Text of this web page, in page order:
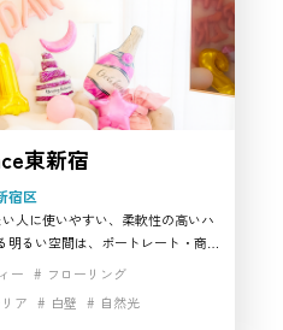
東新宿
宿区
人に使いやすい、柔軟性の高いハ
るい空間は、ポートレート・商品
に対応でき、新宿エリアで気軽に
実しており、誕生日会や女子会に
ー
フローリング
ア 白壁
自然光